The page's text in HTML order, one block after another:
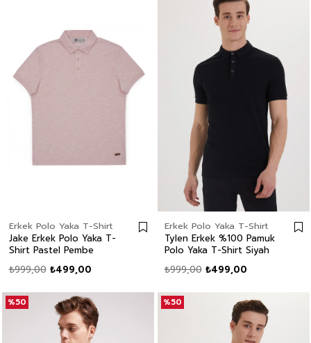
Erkek Polo Yaka T-Shirt
Jake Erkek Polo Yaka T-
Shirt Pastel Pembe
₺499,00
₺999,00
Erkek Polo Yaka T-Shirt
Tylen Erkek %100 Pamuk
Polo Yaka T-Shirt Siyah
₺499,00
₺999,00
%50 %50